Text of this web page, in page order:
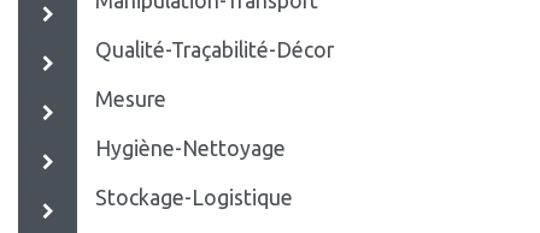
Qualité-Traçabilité-Décor
Mesure
Hygiène-Nettoyage
Stockage-Logistique